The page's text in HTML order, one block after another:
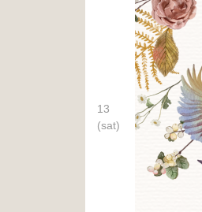
13
(sat)